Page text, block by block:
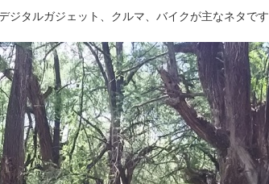
ジタルガジェット、クルマ、バイクが主なネタです